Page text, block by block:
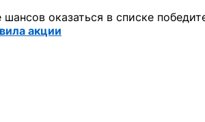
оказаться в списке
акции